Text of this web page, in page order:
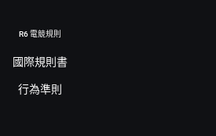
R6 電競規則
國際規則書
行為準則